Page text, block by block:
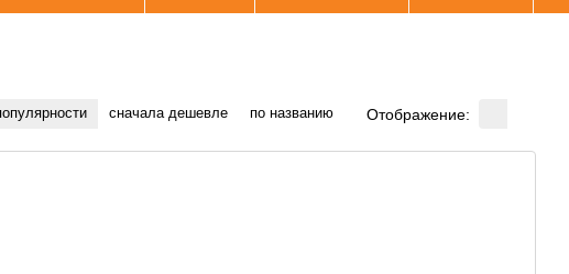
сначала дешевле по названию Отображение: